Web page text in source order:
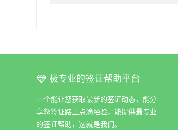
ꀆ 极专业的签证帮助平台
一个能让您获取最新的签证动态，能分
享您签证路上点滴经验，能提供最专业
的签证帮助，这就是我们。